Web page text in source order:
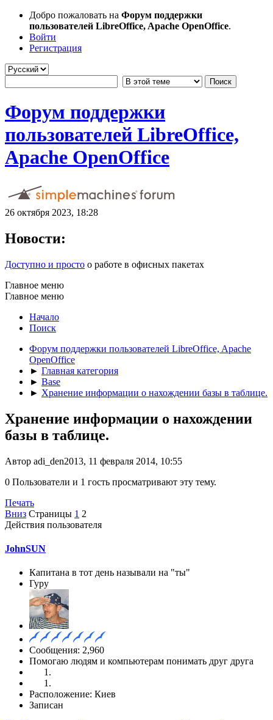
Добро пожаловать на Форум поддержки
пользователей LibreOffice, Apache OpenOffice.
Войти
Регистрация
Форум поддержки
пользователей LibreOffice,
Apache OpenOffice
26 октября 2023, 18:28
Новости:
Доступно и просто о работе в офисных пакетах
Главное меню
Главное меню
Начало
Поиск
Форум поддержки пользователей LibreOffice, Apache
OpenOffice
► Главная категория
► Base
► Хранение информации о нахождении базы в таблице.
Хранение информации о нахождении
базы в таблице.
Автор adi_den2013, 11 февраля 2014, 10:55
0 Пользователи и 1 гость просматривают эту тему.
Печать
Вниз Страницы 1 2
Действия пользователя
JohnSUN
Капитана в тот день называли на "ты"
Гуру
Сообщения: 2,960
Помогаю людям и компьютерам понимать друг друга
Расположение: Киев
Записан